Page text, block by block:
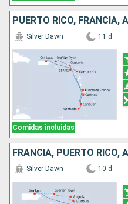
Comidas incluidas
Silver Dawn 11 d
Silver Dawn 10 d